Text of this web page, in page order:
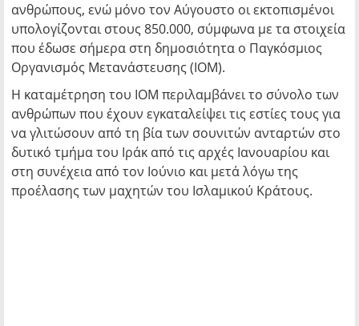
ανθρώπους, ενώ μόνο τον Αύγουστο οι εκτοπισμένοι
υπολογίζονται στους 850.000, σύμφωνα με τα στοιχεία
που έδωσε σήμερα στη δημοσιότητα ο Παγκόσμιος
Οργανισμός Μετανάστευσης (ΙΟΜ).
Η καταμέτρηση του ΙΟΜ περιλαμβάνει το σύνολο των
ανθρώπων που έχουν εγκαταλείψει τις εστίες τους για
να γλιτώσουν από τη βία των σουνιτών ανταρτών στο
δυτικό τμήμα του Ιράκ από τις αρχές Ιανουαρίου και
στη συνέχεια από τον Ιούνιο και μετά λόγω της
προέλασης των μαχητών του Ισλαμικού Κράτους.